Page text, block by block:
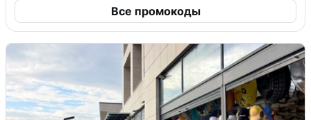
Все промокоды